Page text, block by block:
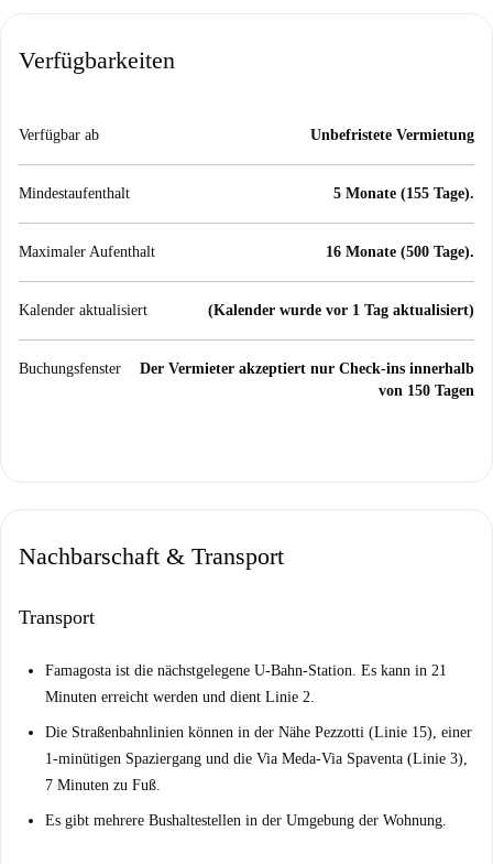
Verfügbarkeiten
Verfügbar ab Unbefristete Vermietung
Mindestaufenthalt 5 Monate (155 Tage).
Maximaler Aufenthalt 16 Monate (500 Tage).
Kalender aktualisiert (Kalender wurde vor 1 Tag aktualisiert)
Buchungsfenster
Der Vermieter akzeptiert nur Check-ins innerhalb
von 150 Tagen
Nachbarschaft & Transport
Transport
Famagosta ist die nächstgelegene U-Bahn-Station. Es kann in 21
Minuten erreicht werden und dient Linie 2.
Die Straßenbahnlinien können in der Nähe Pezzotti (Linie 15), einer
1-minütigen Spaziergang und die Via Meda-Via Spaventa (Linie 3),
7 Minuten zu Fuß.
Es gibt mehrere Bushaltestellen in der Umgebung der Wohnung.